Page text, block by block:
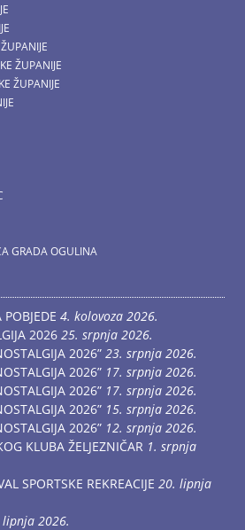
ŽUPANIJE
ŽUPANIJE
GRADA OGULINA
4. kolovoza 2026.
2026 25. srpnja 2026.
2026” 23. srpnja 2026.
2026” 17. srpnja 2026.
2026” 17. srpnja 2026.
2026” 15. srpnja 2026.
2026” 12. srpnja 2026.
KLUBA ŽELJEZNIČAR 1. srpnja
SPORTSKE REKREACIJE 20. lipnja
lipnja 2026.